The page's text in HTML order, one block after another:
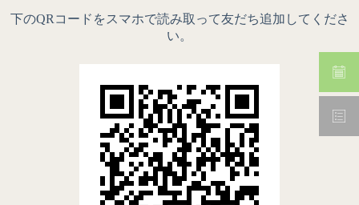
下のQRコードをスマホで読み取って友だち追加してくださ
い。